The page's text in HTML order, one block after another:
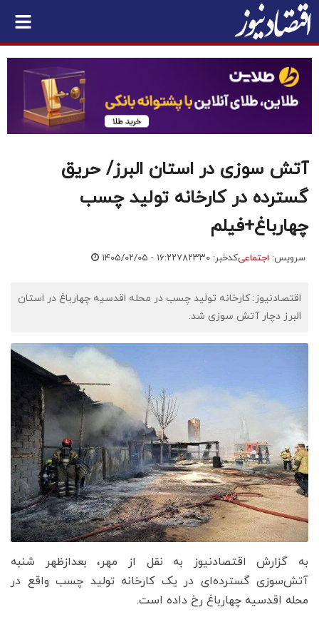
آتش سوزی در استان البرز/ حریق
گسترده در کارخانه تولید چسب
چهارباغ+فیلم
سرویس: اجتماعیکدخبر: ۷۸۲۳۳۰ ۱۴۰۵/۰۲/۰۵ - ۱۶:۲۲
اقتصادنیوز: کارخانه تولید چسب در محله اقدسیه چهارباغ در استان
البرز دچار آتش سوزی شد.
به گزارش اقتصادنیوز به نقل از مهر، بعدازظهر شنبه
آتش‌سوزی گسترده‌ای در یک کارخانه تولید چسب واقع در
محله اقدسیه چهارباغ رخ داده است.